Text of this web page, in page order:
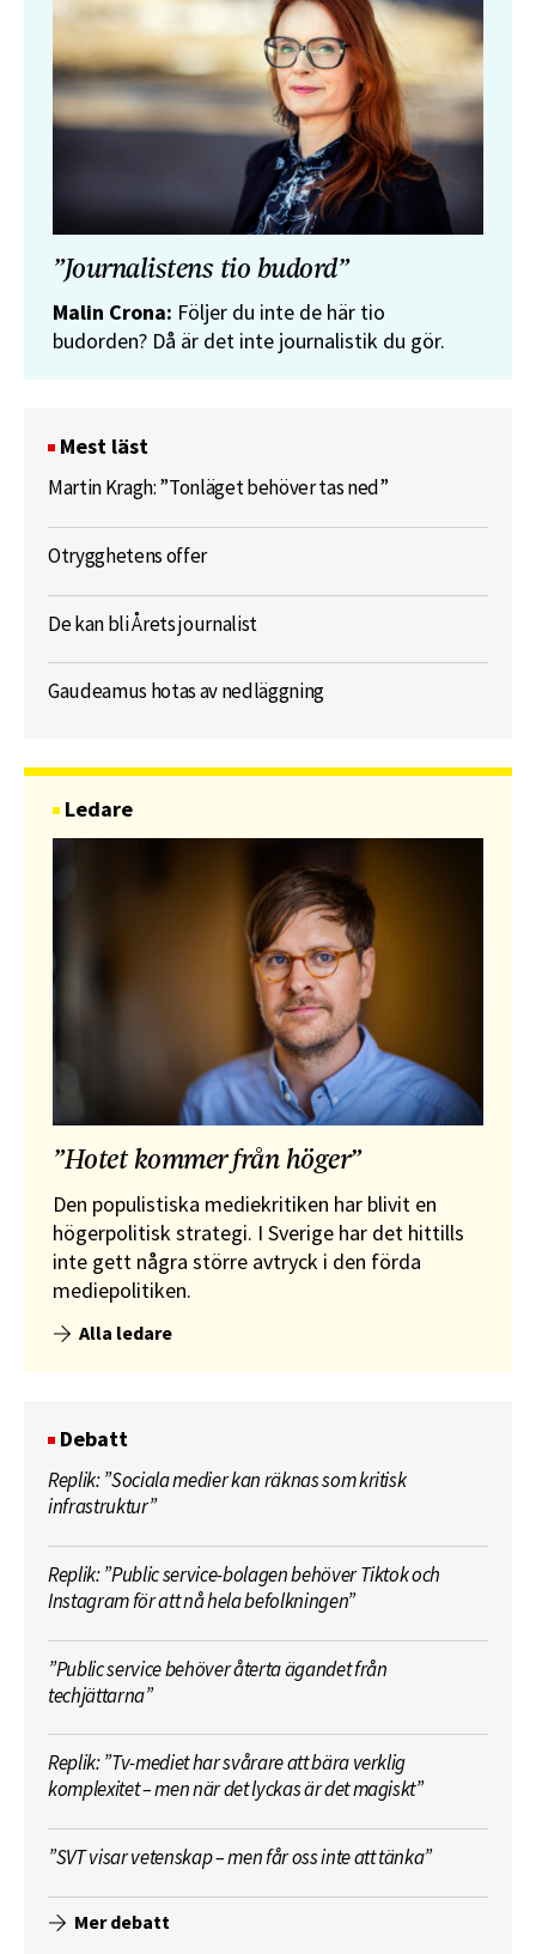
”Journalistens tio budord”
Malin Crona: Följer du inte de här tio
budorden? Då är det inte journalistik du gör.
Mest läst
Martin Kragh: ”Tonläget behöver tas ned”
Otrygghetens offer
De kan bli Årets journalist
Gaudeamus hotas av nedläggning
Ledare
”Hotet kommer från höger”
Den populistiska mediekritiken har blivit en
högerpolitisk strategi. I Sverige har det hittills
inte gett några större avtryck i den förda
mediepolitiken.
Alla ledare
Debatt
Replik: ”Sociala medier kan räknas som kritisk
infrastruktur”
Replik: ”Public service-bolagen behöver Tiktok och
Instagram för att nå hela befolkningen”
”Public service behöver återta ägandet från
techjättarna”
Replik: ”Tv-mediet har svårare att bära verklig
komplexitet – men när det lyckas är det magiskt”
”SVT visar vetenskap – men får oss inte att tänka”
Mer debatt